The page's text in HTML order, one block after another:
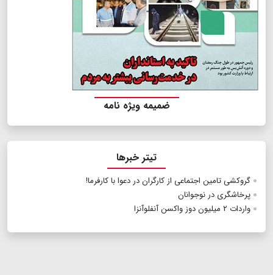
ضمیمه ویژه نامه
تیتر خبرها
گروکشی تامین اجتماعی از کارگران در دعوا با کارفرما!
پرخاشگری در نوجوانان
واردات ۲ میلیون دوز واکسن آنفلوآنزا